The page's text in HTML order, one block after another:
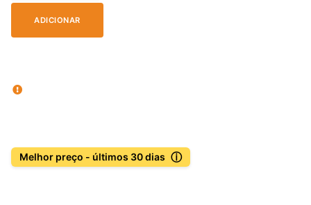
ADICIONAR
Melhor preço - últimos 30 dias ⓘ